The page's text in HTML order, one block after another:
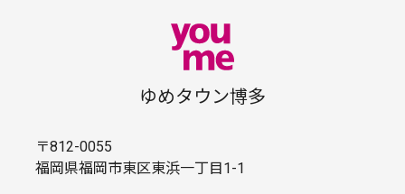
ゆめタウン博多
〒812-0055
福岡県福岡市東区東浜一丁目1-1